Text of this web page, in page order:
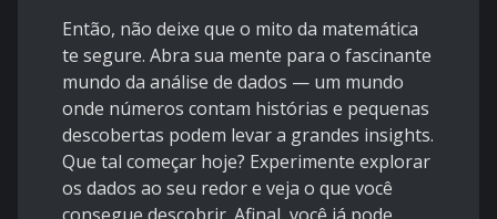
Então, não deixe que o mito da matemática
te segure. Abra sua mente para o fascinante
mundo da análise de dados — um mundo
onde números contam histórias e pequenas
descobertas podem levar a grandes insights.
Que tal começar hoje? Experimente explorar
os dados ao seu redor e veja o que você